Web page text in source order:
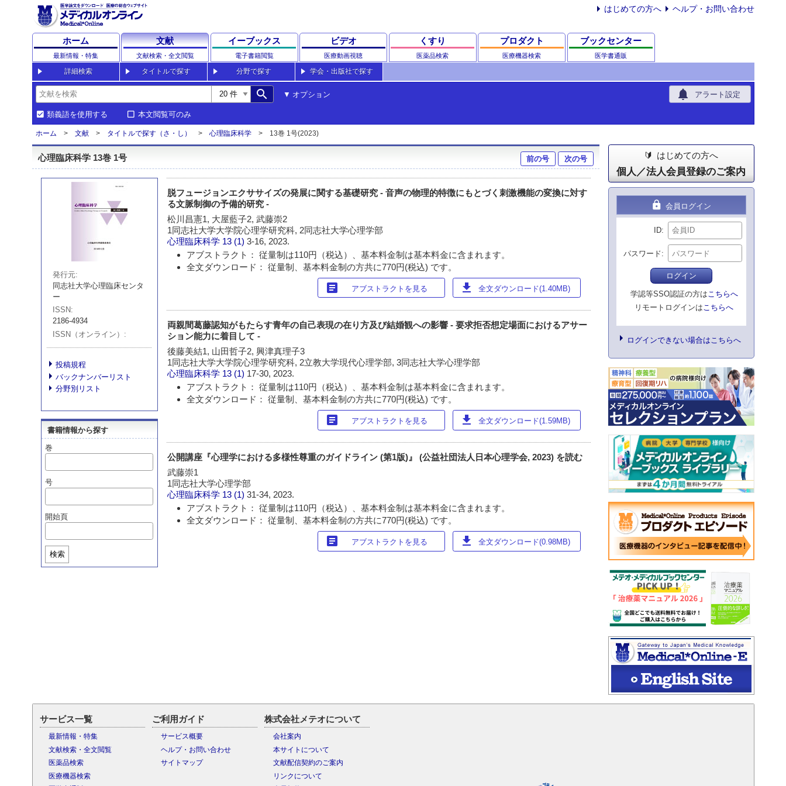
はじめての方へ ヘルプ・お問い合わせ
ホーム
最新情報・特集
文献
文献検索・全文閲覧
イーブックス
電子書籍閲覧
ビデオ
医療動画視聴
くすり
医薬品検索
プロダクト
医療機器検索
ブックセンター
医学書通販
詳細検索 タイトルで探す 分野で探す 学会・出版社で探す
search オプション notifications アラート設定
類義語を使用する 本文閲覧可のみ
ホーム 文献 タイトルで探す（さ・し） 心理臨床科学 13巻 1号(2023)
心理臨床科学 13巻 1号 前の号 次の号
発行元
同志社大学心理臨床センタ
ー
ISSN
2186-4934
ISSN（オンライン）
投稿規程
バックナンバーリスト
分野別リスト
書籍情報から探す
巻
号
開始頁
検索
脱フュージョンエクササイズの発展に関する基礎研究 - 音声の物理的特徴にもとづく刺激機能の変換に対す
る文脈制御の予備的研究 -
松川昌憲1, 大屋藍子2, 武藤崇2
1同志社大学大学院心理学研究科, 2同志社大学心理学部
心理臨床科学 13 (1)3-16, 2023.
アブストラクト： 従量制は110円（税込）、基本料金制は基本料金に含まれます。
全文ダウンロード： 従量制、基本料金制の方共に770円(税込) です。
article アブストラクトを見る download 全文ダウンロード(1.40MB)
両親間葛藤認知がもたらす青年の自己表現の在り方及び結婚観への影響 - 要求拒否想定場面におけるアサー
ション能力に着目して -
後藤美結1, 山田哲子2, 興津真理子3
1同志社大学大学院心理学研究科, 2立教大学現代心理学部, 3同志社大学心理学部
心理臨床科学 13 (1) 17-30, 2023.
アブストラクト： 従量制は110円（税込）、基本料金制は基本料金に含まれます。
全文ダウンロード： 従量制、基本料金制の方共に770円(税込) です。
article アブストラクトを見る download 全文ダウンロード(1.59MB)
公開講座『心理学における多様性尊重のガイドライン (第1版)』 (公益社団法人日本心理学会, 2023) を読む
武藤崇1
1同志社大学心理学部
心理臨床科学 13 (1)31-34, 2023.
アブストラクト： 従量制は110円（税込）、基本料金制は基本料金に含まれます。
全文ダウンロード： 従量制、基本料金制の方共に770円(税込) です。
article アブストラクトを見る download 全文ダウンロード(0.98MB)
はじめての方へ
個人／法人会員登録のご案内
lock 会員ログイン
ID
パスワード
ログイン
学認等SSO認証の方はこちらへ
リモートログインはこちらへ
ログインできない場合はこちらへ
サービス一覧
最新情報・特集
文献検索・全文閲覧
医薬品検索
医療機器検索
ご利用ガイド
サービス概要
ヘルプ・お問い合わせ
サイトマップ
株式会社メテオについて
会社案内
本サイトについて
文献配信契約のご案内
リンクについて